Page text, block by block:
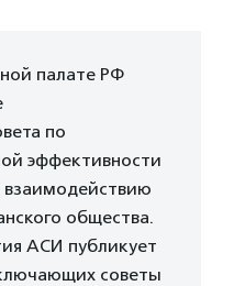
палате РФ
по
эффективности
общества.
АСИ публикует
советы